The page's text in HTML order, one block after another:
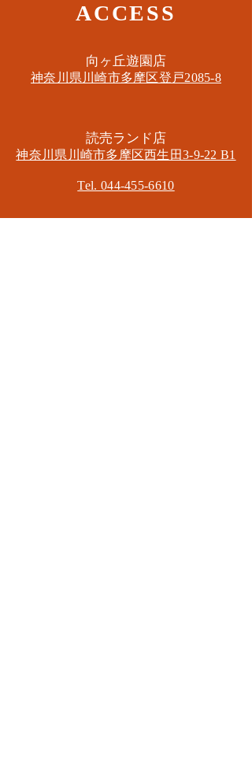
ACCESS
​向ヶ丘遊園店
神奈川県川崎市多摩区​登戸2085-8
​読売ランド店
神奈川県川崎市多摩区​西生田3-9-22 B1
Tel. 044-455-6610